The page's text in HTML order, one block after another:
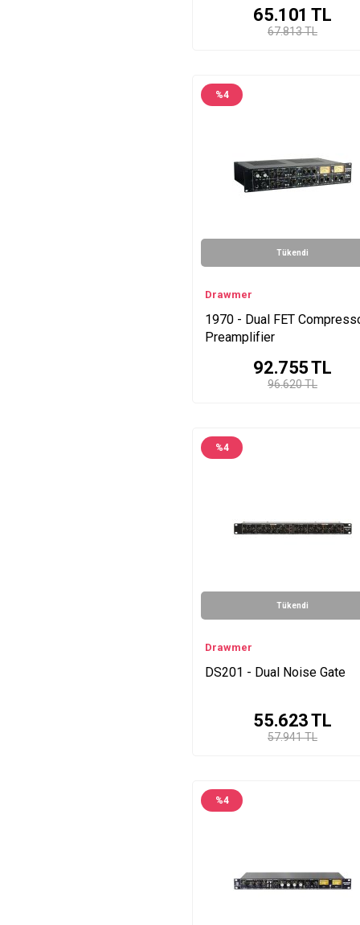
67.813 TL
65.101 TL
%4
Tükendi
Drawmer
1970 - Dual FET
Preamplifier
96.620 TL
92.755TL
%4
Tükendi
Drawmer
DS201 - Dual Noise Gate
57.941 TL
55.623TL
%4